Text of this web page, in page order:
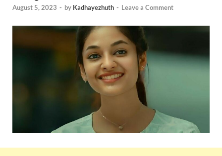
August 5, 2023 - by Kadhayezhuth - Leave a Comment